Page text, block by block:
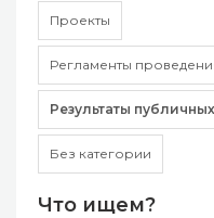
Проекты
Регламенты
Результаты
Без категории
Что ищем?